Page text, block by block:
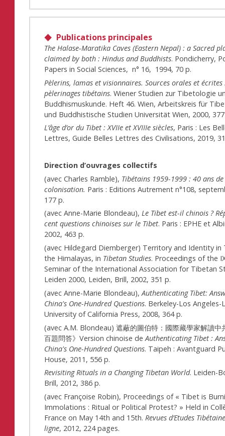
Publications principales
The Halase-Maratika Caves (Eastern Nepal) : a Sacred
claimed by both : Hindus and Buddhists. Pondicherry,
Papers in Social Sciences, n° 16, 1994, 70 p.
Pèlerins, lamas et visionnaires. Sources orales et écrites
pèlerinages tibétains. Wiener Studien zur Tibetologie
Buddhismuskunde. Heft 46. Wien, Arbeitskreis für
und Buddhistische Studien Universität Wien, 2000,
L’âge d’or du Tibet : XVIIe et XVIIIe siècles, Paris : Les
Lettres, Guide Belles Lettres des Civilisations, 2019,
Direction d’ouvrages collectifs
(avec Charles Ramble), Tibétains 1959-1999 : 40 ans de
colonisation. Paris : Editions Autrement n°108,
177 p.
(avec Anne-Marie Blondeau),Le Tibet est-il chinois ?
cent questions chinoises sur le Tibet. Paris : EPHE et
2002, 463 p.
(avec Hildegard Diemberger) Territory and Identity in
the Himalayas, in Tibetan Studies. Proceedings of the
Seminar of the International Association for Tibetan
Leiden 2000, Leiden, Brill, 2002, 351 p.
(avec Anne-Marie Blondeau),Authenticating Tibet:
China's One-Hundred Questions. Berkeley-Los Angeles-
University of California Press, 2008, 364 p.
(avec A.M. Blondeau) 遮蔽的圖伯特：國際藏學家解讀中
百題問答》Version chinoise deAuthenticating Tibet :
China's One-Hundred Questions. Taipeh : Avantguard
House, 2011, 556 p.
Revisiting Rituals in a Changing Tibetan World. Leiden-
Brill, 2012, 386 p.
(avec Françoise Robin), Proceedings of « Tibet is
Immolations : Ritual or Political Protest? » Held in
France on May 14th and 15th.Revues d’Etudes
ligne, 2012, 224 pages.